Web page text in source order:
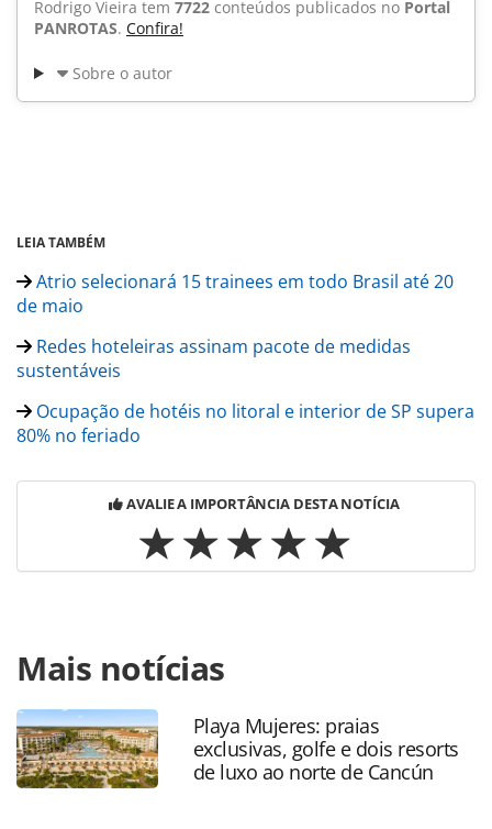
Rodrigo Vieira tem 7722 conteúdos publicados no Portal
PANROTAS. Confira!
Sobre o autor
LEIA TAMBÉM
Atrio selecionará 15 trainees em todo Brasil até 20
de maio
Redes hoteleiras assinam pacote de medidas
sustentáveis
Ocupação de hotéis no litoral e interior de SP supera
80% no feriado
AVALIE A IMPORTÂNCIA DESTA NOTÍCIA
https://www.panrotas.com.br/gente/movimentacao/2022/
senses-botanique-anuncia-nova-gerente-senior-de-
vendas_188917.html ou as ferramentas oferecidas na
página. Todo o conteúdo produzido pela PANROTAS
Editora é protegido pela legislação brasileira sobre direito
autoral. Não reproduza o conteúdo sem autorização da
Mais notícias
Playa Mujeres: praias
exclusivas, golfe e dois resorts
de luxo ao norte de Cancún